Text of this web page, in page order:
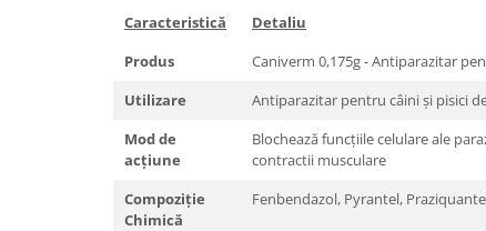
Caracteristică
Detaliu
Produs
Caniverm 0,175g - Antiparazitar
Utilizare
Antiparazitar pentru câini și pisici
Mod de
acțiune
Blochează funcțiile celulare ale
contractii musculare
Compoziție
Chimică
Fenbendazol, Pyrantel,